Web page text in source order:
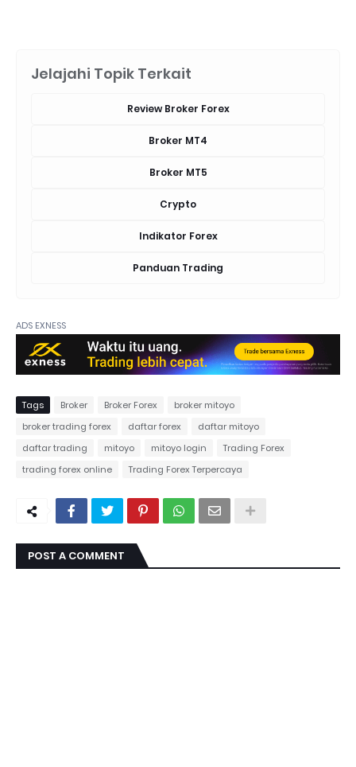
Jelajahi Topik Terkait
Review Broker Forex
Broker MT4
Broker MT5
Crypto
Indikator Forex
Panduan Trading
ADS EXNESS
Tags Broker Broker Forex
broker mitoyo
broker trading forex
daftar forex
daftar mitoyo
daftar trading
mitoyo mitoyo login
Trading Forex
trading forex online
Trading Forex Terpercaya
POST A COMMENT